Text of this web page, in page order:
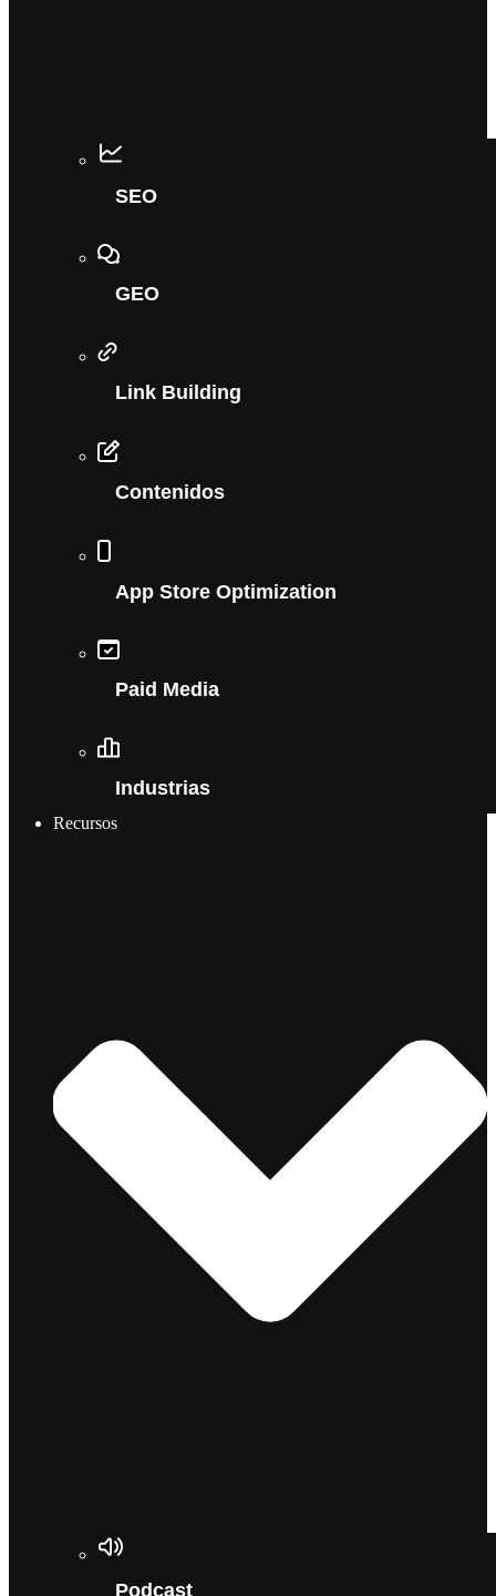
SEO
GEO
Link Building
Contenidos
App Store Optimization
Paid Media
Industrias
Recursos
Podcast